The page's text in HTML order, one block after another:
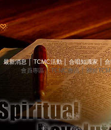
最新消息 TCMC活動│ 合唱知識家│
會員專區│ TCMC會訊│ 關於